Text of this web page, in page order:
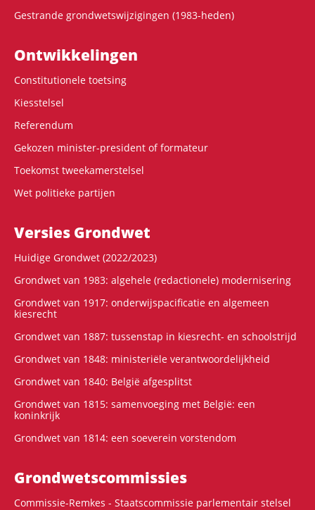
Gestrande grondwetswijzigingen (1983-heden)
Ontwikke­lingen
Constitutionele toetsing
Kiesstelsel
Referendum
Gekozen minister-president of formateur
Toekomst tweekamerstelsel
Wet politieke partijen
Versies Grondwet
Huidige Grondwet (2022/2023)
Grondwet van 1983: algehele (redactionele) modernisering
Grondwet van 1917: onderwijspacificatie en algemeen
kiesrecht
Grondwet van 1887: tussenstap in kiesrecht- en schoolstrijd
Grondwet van 1848: ministeriële verantwoordelijkheid
Grondwet van 1840: België afgesplitst
Grondwet van 1815: samenvoeging met België: een
koninkrijk
Grondwet van 1814: een soeverein vorstendom
Grondwets­commissies
Commissie-Remkes - Staatscommissie parlementair stelsel